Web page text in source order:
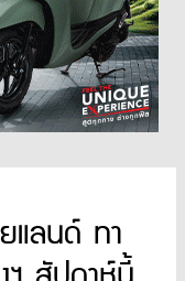
แลนด์ ทา